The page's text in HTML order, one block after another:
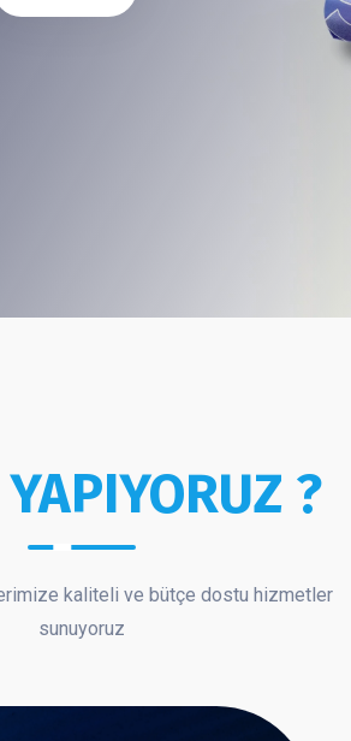
YAPIYORUZ ?
kaliteli ve bütçe dostu hizmetler
sunuyoruz